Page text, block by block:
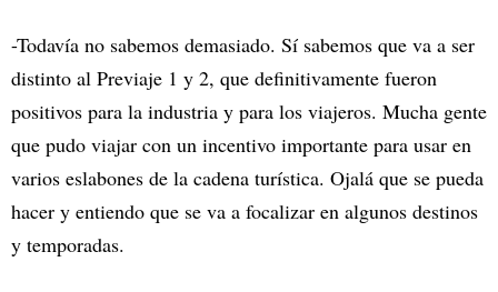
-Todavía no sabemos demasiado. Sí sabemos que va a ser
distinto al Previaje 1 y 2, que definitivamente fueron
positivos para la industria y para los viajeros. Mucha gente
que pudo viajar con un incentivo importante para usar en
varios eslabones de la cadena turística. Ojalá que se pueda
hacer y entiendo que se va a focalizar en algunos destinos
y temporadas.